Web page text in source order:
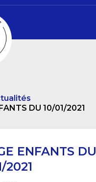
DU 10/01/2021
ENFANTS DU
2021